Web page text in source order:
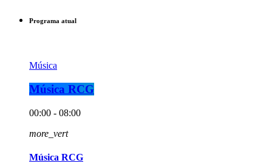
Programa atual
Música
Música RCG
00:00 - 08:00
more_vert
Música RCG